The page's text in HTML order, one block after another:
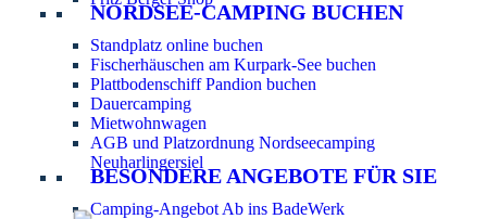
NORDSEE-CAMPING BUCHEN
Standplatz online buchen
Fischerhäuschen am Kurpark-See buchen
Plattbodenschiff Pandion buchen
Dauercamping
Mietwohnwagen
AGB und Platzordnung Nordseecamping
Neuharlingersiel
BESONDERE ANGEBOTE FÜR SIE
Camping-Angebot Ab ins BadeWerk